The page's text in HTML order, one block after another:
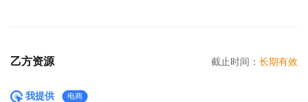
乙方资源 截止时间： 长期有效
我提供 电商